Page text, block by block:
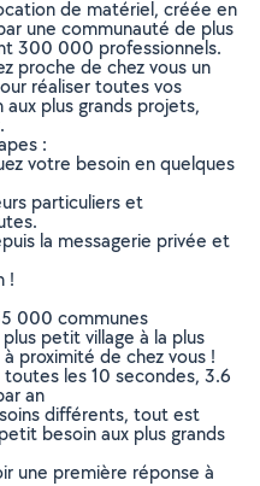
de matériel, créée en
une communauté de plus
300 000 professionnels.
proche de chez vous un
réaliser toutes vos
plus grands projets,
:
votre besoin en quelques
particuliers et
la messagerie privée et
!
000 communes
petit village à la plus
proximité de chez vous !
les 10 secondes, 3.6
an
différents, tout est
besoin aux plus grands
une première réponse à